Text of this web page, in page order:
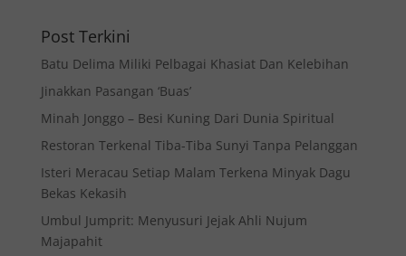
Post Terkini
Batu Delima Miliki Pelbagai Khasiat Dan Kelebihan
Jinakkan Pasangan ‘Buas’
Minah Jonggo – Besi Kuning Dari Dunia Spiritual
Restoran Terkenal Tiba-Tiba Sunyi Tanpa Pelanggan
Isteri Meracau Setiap Malam Terkena Minyak Dagu
Bekas Kekasih
Umbul Jumprit: Menyusuri Jejak Ahli Nujum
Majapahit